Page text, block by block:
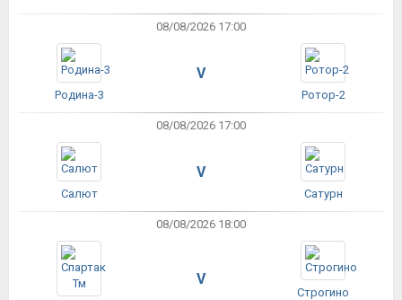
08/08/2026 17:00
Родина-3
V
Ротор-2
08/08/2026 17:00
Салют
V
Сатурн
08/08/2026 18:00
V
Строгино